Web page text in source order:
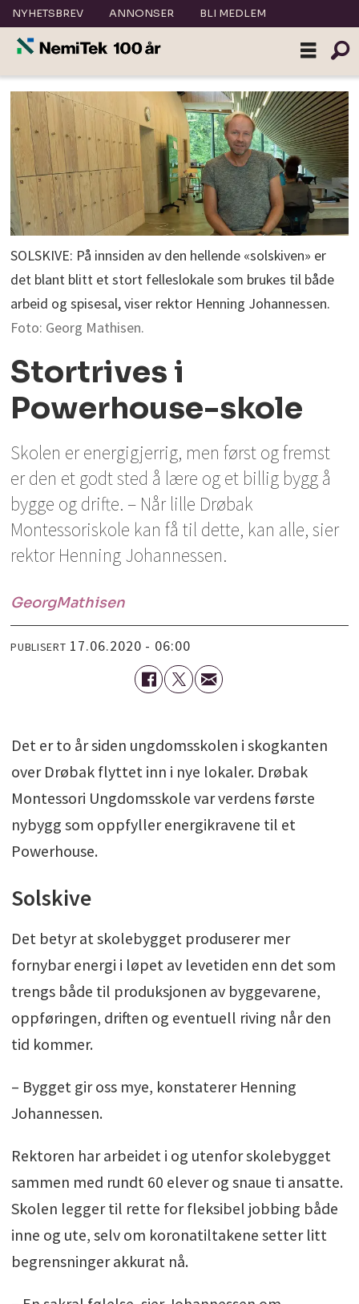
NYHETSBREV ANNONSER BLI MEDLEM
SOLSKIVE: På innsiden av den hellende «solskiven» er
det blant blitt et stort felleslokale som brukes til både
arbeid og spisesal, viser rektor Henning Johannessen.
Foto: Georg Mathisen.
Stortrives i
Powerhouse-skole
Skolen er energigjerrig, men først og fremst
er den et godt sted å lære og et billig bygg å
bygge og drifte. – Når lille Drøbak
Montessoriskole kan få til dette, kan alle, sier
rektor Henning Johannessen.
GeorgMathisen
PUBLISERT 17.06.2020 - 06:00
Det er to år siden ungdomsskolen i skogkanten
over Drøbak flyttet inn i nye lokaler. Drøbak
Montessori Ungdomsskole var verdens første
nybygg som oppfyller energikravene til et
Powerhouse.
Solskive
Det betyr at skolebygget produserer mer
fornybar energi i løpet av levetiden enn det som
trengs både til produksjonen av byggevarene,
oppføringen, driften og eventuell riving når den
tid kommer.
– Bygget gir oss mye, konstaterer Henning
Johannessen.
Rektoren har arbeidet i og utenfor skolebygget
sammen med rundt 60 elever og snaue ti ansatte.
Skolen legger til rette for fleksibel jobbing både
inne og ute, selv om koronatiltakene setter litt
begrensninger akkurat nå.